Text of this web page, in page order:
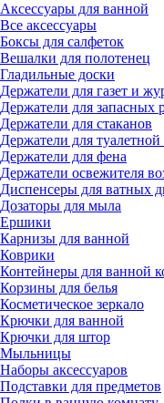
Аксессуары для ванной
Все аксессуары
Боксы для салфеток
Вешалки для полотенец
Гладильные доски
Держатели для газет и
Держатели для запасных
Держатели для стаканов
Держатели для туалетной
Держатели для фена
Держатели освежителя
Диспенсеры для ватных
Дозаторы для мыла
Ершики
Карнизы для ванной
Коврики
Контейнеры для ванной
Корзины для белья
Косметическое зеркало
Крючки для ванной
Крючки для штор
Мыльницы
Наборы аксессуаров
Подставки для предметов